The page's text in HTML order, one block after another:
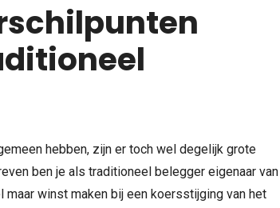
hebben, zijn er toch wel degelijk grote
ben je als traditioneel belegger eigenaar van
winst maken bij een koersstijging van het